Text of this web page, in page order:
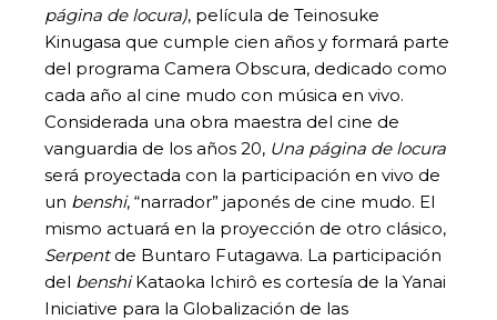
página de locura), película de Teinosuke
Kinugasa que cumple cien años y formará parte
del programa Camera Obscura, dedicado como
cada año al cine mudo con música en vivo.
Considerada una obra maestra del cine de
vanguardia de los años 20, Una página de locura
será proyectada con la participación en vivo de
un benshi, “narrador” japonés de cine mudo. El
mismo actuará en la proyección de otro clásico,
Serpentde Buntaro Futagawa. La participación
del benshiKataoka Ichirô es cortesía de la Yanai
Iniciative para la Globalización de las